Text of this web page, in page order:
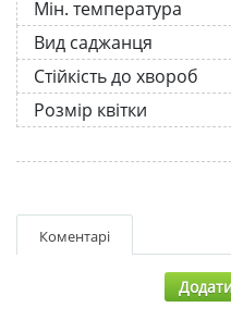
Мін. температура
Вид саджанця
Стійкість до хвороб
Розмір квітки
Коментарі